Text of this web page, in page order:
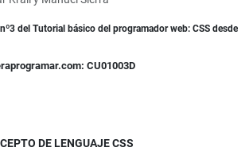
del Tutorial básico del programador web: CSS desde
CU01003D
DE LENGUAJE CSS